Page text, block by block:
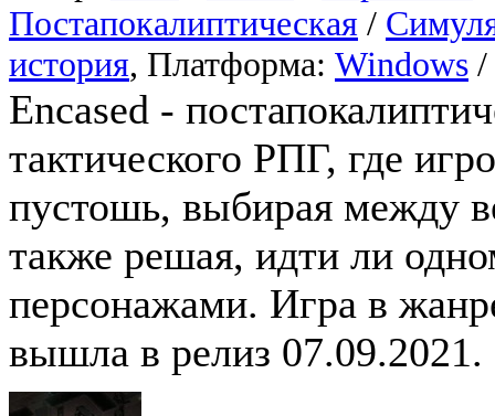
Постапокалиптическая /
история, Платформа: Windows /
Encased -
тактического РПГ, где
пустошь, выбирая между
также решая, идти ли
персонажами. Игра в
вышла в релиз 07.09.2021.